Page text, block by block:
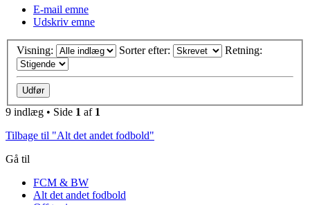
E-mail emne
Udskriv emne
Visning: Sorter efter: Retning:
9 indlæg • Side 1 af 1
Tilbage til "Alt det andet fodbold"
Gå til
FCM & BW
Alt det andet fodbold